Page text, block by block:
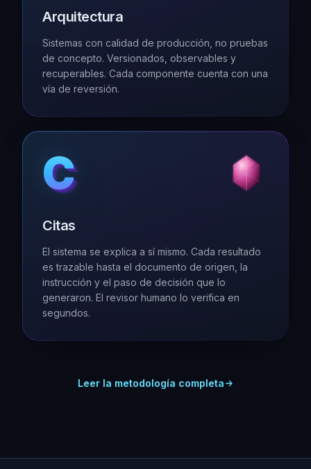
Arquitectura
Sistemas con calidad de producción, no pruebas
de concepto. Versionados, observables y
recuperables. Cada componente cuenta con una
vía de reversión.
C
C
C
C
C
Citas
El sistema se explica a sí mismo. Cada resultado
es trazable hasta el documento de origen, la
instrucción y el paso de decisión que lo
generaron. El revisor humano lo verifica en
segundos.
Leer la metodología completa